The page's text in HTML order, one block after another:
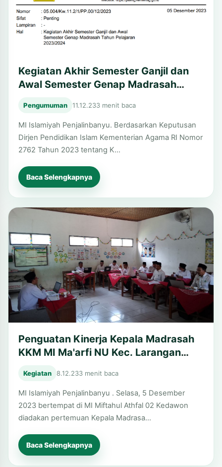
Kegiatan Akhir Semester Ganjil dan
Awal Semester Genap Madrasah
Pengumuman 11.12.233 menit baca
MI Islamiyah Penjalinbanyu. Berdasarkan Keputusan
Dirjen Pendidikan Islam Kementerian Agama RI Nomor
2762 Tahun 2023 tentang K…
Baca Selengkapnya
Penguatan Kinerja Kepala Madrasah
KKM MI Ma'arfi NU Kec. Larangan
Kegiatan 8.12.233 menit baca
MI Islamiyah Penjalinbanyu . Selasa, 5 Desember
2023 bertempat di MI Miftahul Athfal 02 Kedawon
diadakan pertemuan Kepala Madrasa…
Baca Selengkapnya